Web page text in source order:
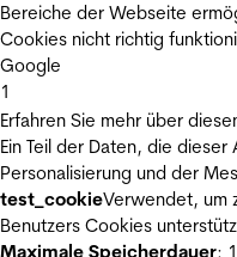
Bereiche der Webseite
Cookies nicht richtig
Google
1
Erfahren Sie mehr über
Ein Teil der Daten, die
Personalisierung und der
test_cookieVerwendet, um
Benutzers Cookies
Maximale Speicherdauer: